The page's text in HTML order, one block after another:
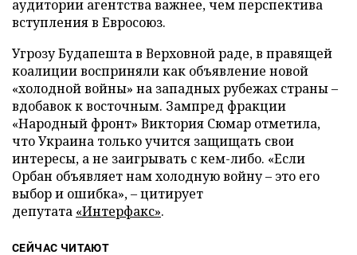
аудитории агентства важнее, чем перспектива
вступления в Евросоюз.
Угрозу Будапешта в Верховной раде, в правящей
коалиции восприняли как объявление новой
«холодной войны» на западных рубежах страны –
вдобавок к восточным. Зампред фракции
«Народный фронт» Виктория Сюмар отметила,
что Украина только учится защищать свои
интересы, а не заигрывать с кем-либо. «Если
Орбан объявляет нам холодную войну – это его
выбор и ошибка», – цитирует
депутата «Интерфакс».
СЕЙЧАС ЧИТАЮТ